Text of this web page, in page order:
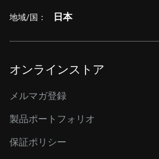
地域/国： 日本
オンラインストア
メルマガ登録
製品ポートフォリオ
保証ポリシー